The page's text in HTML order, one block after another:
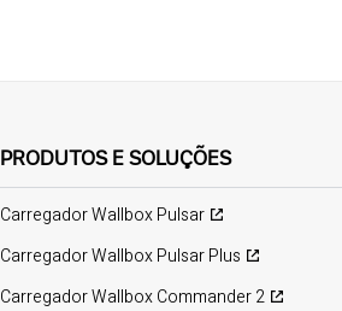
PRODUTOS E SOLUÇÕES
Carregador Wallbox Pulsar
Carregador Wallbox Pulsar Plus
Carregador Wallbox Commander 2